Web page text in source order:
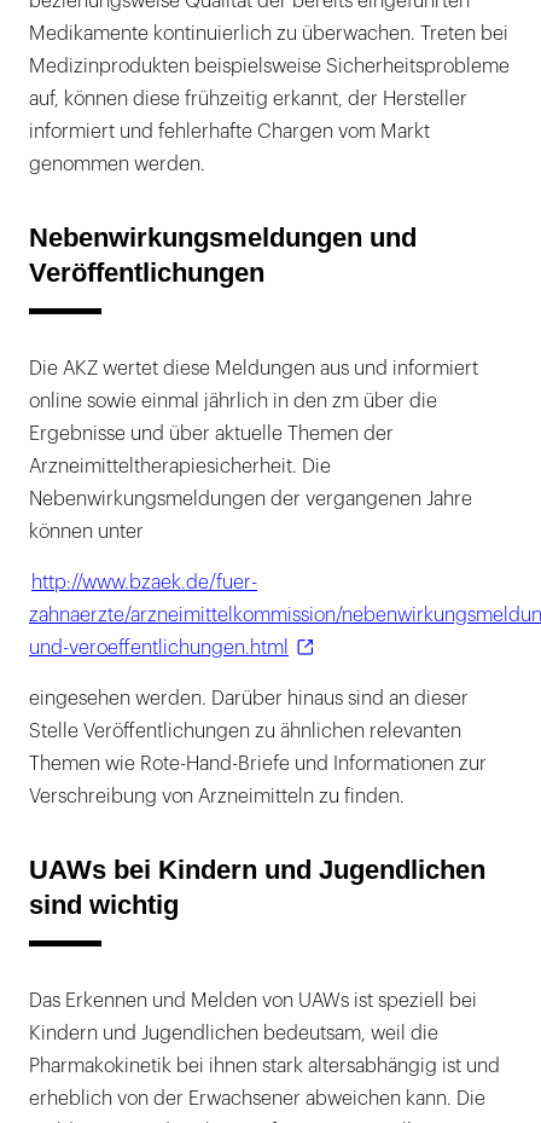
Medikamente kontinuierlich zu überwachen. Treten bei
Medizinprodukten beispielsweise Sicherheitsprobleme
auf, können diese frühzeitig erkannt, der Hersteller
informiert und fehlerhafte Chargen vom Markt
genommen werden.
Nebenwirkungsmeldungen und
Veröffentlichungen
Die AKZ wertet diese Meldungen aus und informiert
online sowie einmal jährlich in den zm über die
Ergebnisse und über aktuelle Themen der
Arzneimitteltherapiesicherheit. Die
Nebenwirkungsmeldungen der vergangenen Jahre
können unter
http://www.bzaek.de/fuer-
zahnaerzte/arzneimittelkommission/
und-veroeffentlichungen.html
eingesehen werden. Darüber hinaus sind an dieser
Stelle Veröffentlichungen zu ähnlichen relevanten
Themen wie Rote-Hand-Briefe und Informationen zur
Verschreibung von Arzneimitteln zu finden.
UAWs bei Kindern und Jugendlichen
sind wichtig
Das Erkennen und Melden von UAWs ist speziell bei
Kindern und Jugendlichen bedeutsam, weil die
Pharmakokinetik bei ihnen stark altersabhängig ist und
erheblich von der Erwachsener abweichen kann. Die